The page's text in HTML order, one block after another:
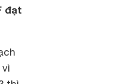
đạt